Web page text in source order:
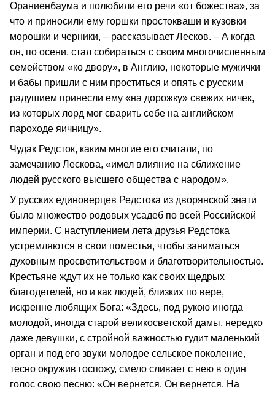
Ораниенбаума и полюбили его речи «от божества», за
что и приносили ему горшки простокваши и кузовки
морошки и черники, – рассказывает Лесков. – А когда
он, по осени, стал собираться с своим многочисленным
семейством «ко двору», в Англию, некоторые мужички
и бабы пришли с ним проститься и опять с русским
радушием принесли ему «на дорожку» свежих яичек,
из которых лорд мог сварить себе на английском
пароходе яичницу».
Чудак Редсток, каким многие его считали, по
замечанию Лескова, «имел влияние на сближение
людей русского высшего общества с народом».
У русских единоверцев Редстока из дворянской знати
было множество родовых усадеб по всей Российской
империи. С наступлением лета друзья Редстока
устремляются в свои поместья, чтобы заниматься
духовным просветительством и благотворительностью.
Крестьяне ждут их не только как своих щедрых
благодетелей, но и как людей, близких по вере,
искренне любящих Бога: «Здесь, под рукою иногда
молодой, иногда старой великосветской дамы, нередко
даже девушки, с стройной важностью гудит маленький
орган и под его звуки молодое сельское поколение,
тесно окружив госпожу, смело сливает с нею в один
голос свою песню: «Он вернется. Он вернется. На